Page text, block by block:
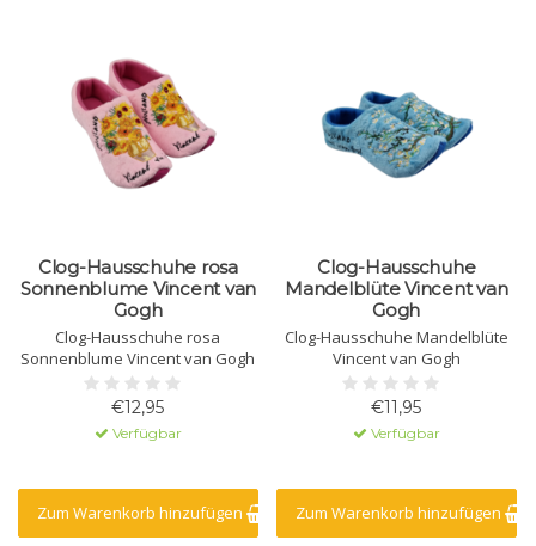
Clog-Hausschuhe rosa
Sonnenblume Vincent van
Gogh
Clog-Hausschuhe rosa
Sonnenblume Vincent van Gogh
€12,95
Verfügbar
Zum Warenkorb hinzufügen
Clog-Hausschuhe
Mandelblüte Vincent van
Gogh
Clog-Hausschuhe Mandelblüte
Vincent van Gogh
€11,95
Verfügbar
Zum Warenkorb hinzufügen